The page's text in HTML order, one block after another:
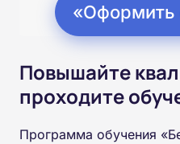
«Оформить
Повышайте
проходите
Программа обучения